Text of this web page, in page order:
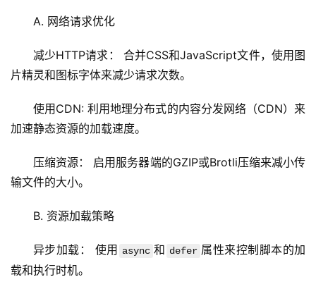
A. 网络请求优化
减少HTTP请求： 合并CSS和JavaScript文件，使用图
片精灵和图标字体来减少请求次数。
使用 CDN: 利用地理分布式的内容分发网络（CDN）来
加速静态资源的加载速度。
压缩资源： 启用服务器端的GZIP或Brotli压缩来减小传
输文件的大小。
B. 资源加载策略
异步加载： 使用 async 和 defer 属性来控制脚本的加
载和执行时机。